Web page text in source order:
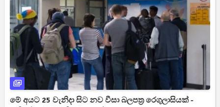
මේ අයට 25 වැනිදා සිට නව වීසා බලපත්‍ර රෙගුලාසියක් -